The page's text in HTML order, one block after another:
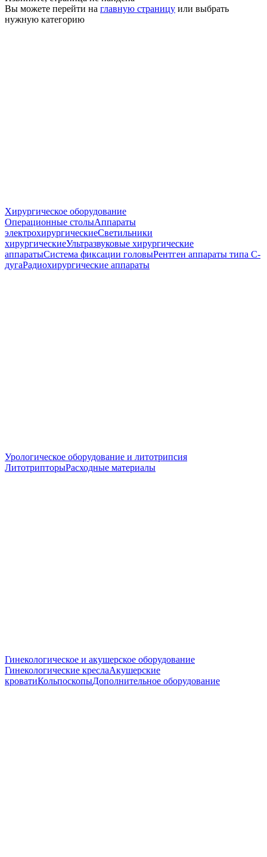
Вы можете перейти на главную страницу или выбрать
нужную категорию
Хирургическое оборудование
Операционные столыАппараты
электрохирургическиеСветильники
хирургическиеУльтразвуковые хирургические
аппаратыСистема фиксации головыРентген аппараты типа С-
дугаРадиохирургические аппараты
Урологическое оборудование и литотрипсия
ЛитотрипторыРасходные материалы
Гинекологическое и акушерское оборудование
Гинекологические креслаАкушерские
кроватиКольпоскопыДополнительное оборудование